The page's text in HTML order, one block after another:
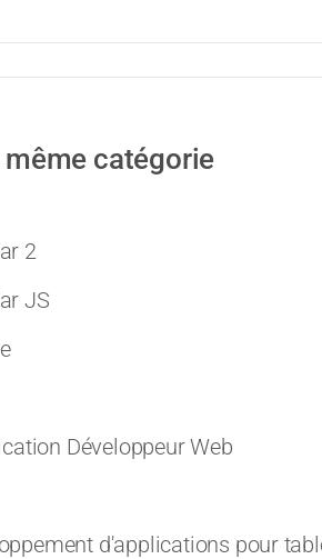
même catégorie
2
JS
Développeur Web
d'applications pour